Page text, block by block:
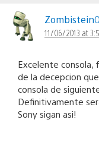
11/06/2013 at
Excelente consola,
de la decepcion
consola de
Definitivamente
Sony sigan asi!